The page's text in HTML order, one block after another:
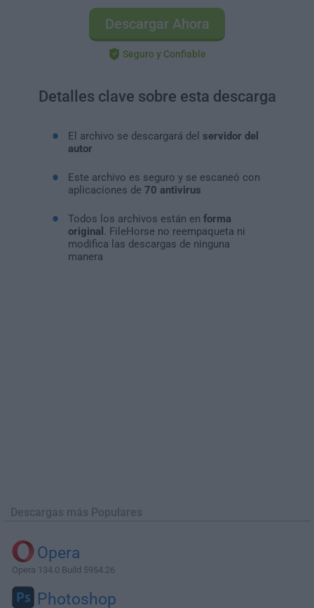
Descargar Ahora
Seguro y Confiable
Detalles clave sobre esta descarga
El archivo se descargará del servidor del
autor
Este archivo es seguro y se escaneó con
aplicaciones de 70 antivirus
Todos los archivos están en forma
original
. FileHorse no reempaqueta ni
modifica las descargas de ninguna
manera
Descargas más Populares
Opera
Opera 134.0 Build 5954.26
Photoshop